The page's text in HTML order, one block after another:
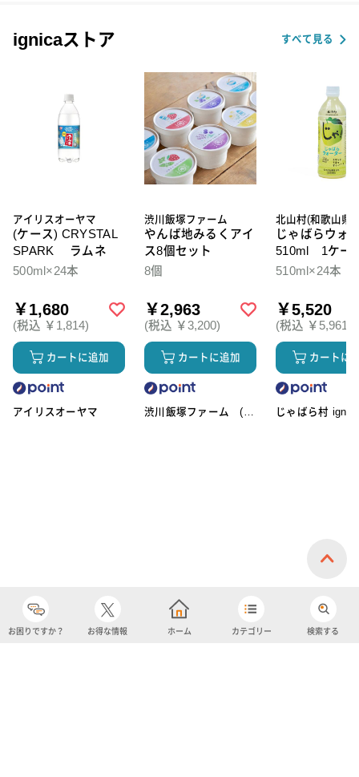
ignicaストア すべて見る
アイリスオーヤマ
(ケース) CRYSTAL
SPARK ラムネ
500ml×24本
￥1,680
(税込 ￥1,814)
カートに追加
アイリスオーヤマ
渋川飯塚ファーム
やんば地みるくアイ
ス8個セット
8個
￥2,963
(税込 ￥3,200)
カートに追加
渋川飯塚ファーム (ア
北山村(和歌山県)
じゃばらウォ
510ml 1ケー
本入
510ml×24本
￥5,520
(税込 ￥5,961)
カートに
じゃばら村
お困りですか？ お得な情報 ホーム カテゴリー 検索する